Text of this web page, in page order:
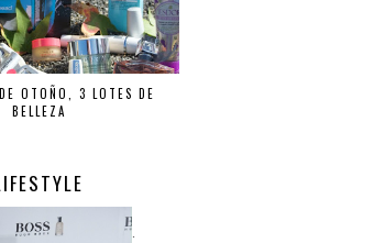
OTOÑO, 3 LOTES DE
BELLEZA
.